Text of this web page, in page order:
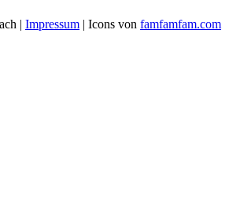
| Impressum | Icons von famfamfam.com